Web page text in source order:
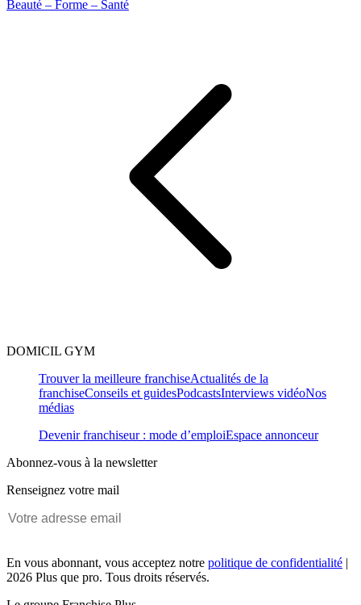
Beauté – Forme – Santé
DOMICIL GYM
Trouver la meilleure franchiseActualités de la
franchiseConseils et guidesPodcastsInterviews vidéoNos
médias
Devenir franchiseur : mode d’emploiEspace annonceur
Abonnez-vous à la newsletter
Renseignez votre mail
En vous abonnant, vous acceptez notre politique de confidentialité |
2026 Plus que pro. Tous droits réservés.